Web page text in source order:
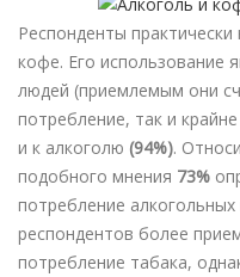
Респонденты
кофе. Его использование
людей (приемлемым они
потребление, так и
и к алкоголю (94%).
подобного мнения 73%
потребление
респондентов более
потребление табака,